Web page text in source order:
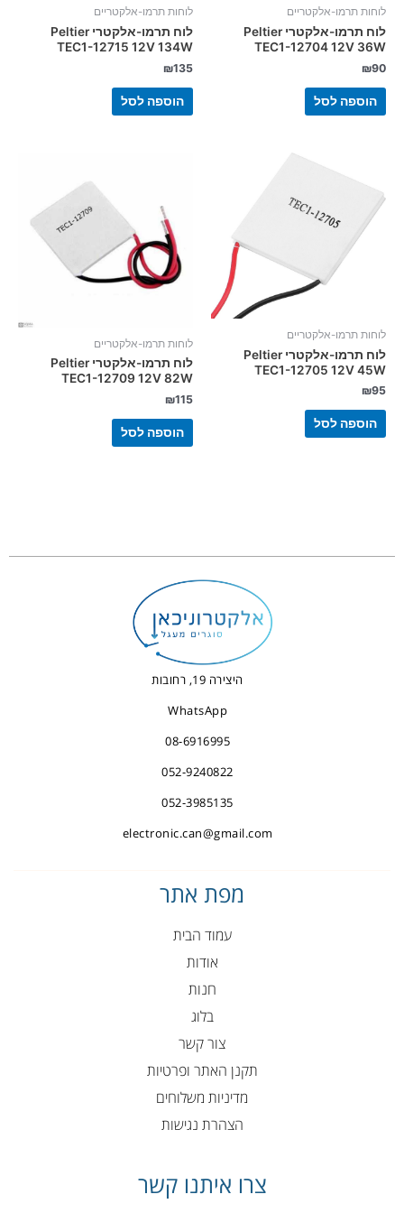
לוחות תרמו-אלקטריים
לוח תרמו-אלקטרי Peltier
TEC1-12704 12V 36W
₪90
הוספה לסל
לוחות תרמו-אלקטריים
לוח תרמו-אלקטרי Peltier
TEC1-12715 12V 134W
₪135
הוספה לסל
לוחות תרמו-אלקטריים
לוח תרמו-אלקטרי Peltier
TEC1-12705 12V 45W
₪95
הוספה לסל
לוחות תרמו-אלקטריים
לוח תרמו-אלקטרי Peltier
TEC1-12709 12V 82W
₪115
הוספה לסל
היצירה 19, רחובות
WhatsApp
08-6916995
052-9240822
052-3985135
electronic.can@gmail.com
מפת אתר
עמוד הבית
אודות
חנות
בלוג
צור קשר
תקנן האתר ופרטיות
מדיניות משלוחים
הצהרת נגישות
צרו איתנו קשר